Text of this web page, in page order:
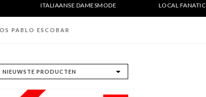
ITALIAANSE DAMESMODE LOCAL FANATIC
PABLO ESCOBAR